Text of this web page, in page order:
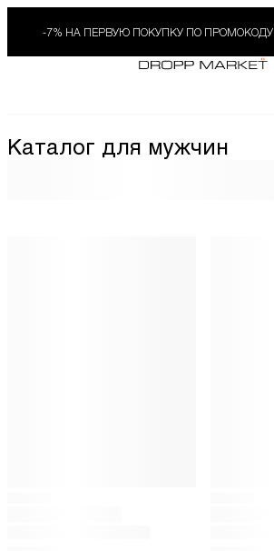
-7% НА ПЕРВУЮ ПОКУПКУ ПО ПРОМОКОДУ
Каталог для мужчин